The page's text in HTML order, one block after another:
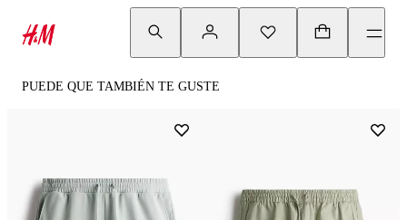
PUEDE QUE TAMBIÉN TE GUSTE